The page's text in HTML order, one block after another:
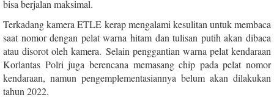
bisa berjalan maksimal.
Terkadang kamera ETLE kerap mengalami kesulitan untuk membaca
saat nomor dengan pelat warna hitam dan tulisan putih akan dibaca
atau disorot oleh kamera. Selain penggantian warna pelat kendaraan
Korlantas Polri juga berencana memasang chip pada pelat nomor
kendaraan, namun pengemplementasiannya belum akan dilakukan
tahun 2022.